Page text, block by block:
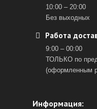
10:00 – 20:00
Без выходных
Работа
9:00 – 00:00
ТОЛЬКО по
(оформленным
Информация: